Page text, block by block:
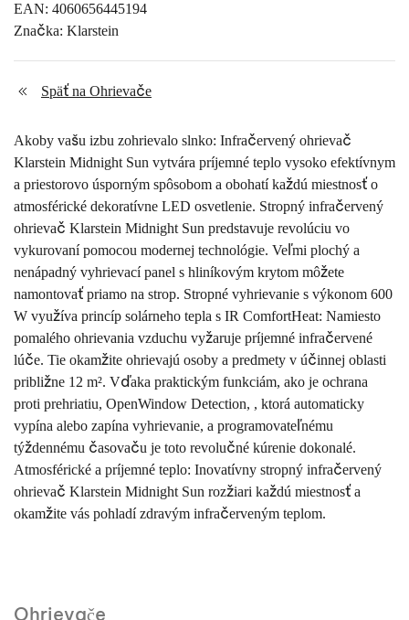
EAN: 4060656445194
Značka: Klarstein
Späť na Ohrievače
Akoby vašu izbu zohrievalo slnko: Infračervený ohrievač
Klarstein Midnight Sun vytvára príjemné teplo vysoko efektívnym
a priestorovo úsporným spôsobom a obohatí každú miestnosť o
atmosférické dekoratívne LED osvetlenie. Stropný infračervený
ohrievač Klarstein Midnight Sun predstavuje revolúciu vo
vykurovaní pomocou modernej technológie. Veľmi plochý a
nenápadný vyhrievací panel s hliníkovým krytom môžete
namontovať priamo na strop. Stropné vyhrievanie s výkonom 600
W využíva princíp solárneho tepla s IR ComfortHeat: Namiesto
pomalého ohrievania vzduchu vyžaruje príjemné infračervené
lúče. Tie okamžite ohrievajú osoby a predmety v účinnej oblasti
približne 12 m². Vďaka praktickým funkciám, ako je ochrana
proti prehriatiu, OpenWindow Detection, , ktorá automaticky
vypína alebo zapína vyhrievanie, a programovateľnému
týždennému časovaču je toto revolučné kúrenie dokonalé.
Atmosférické a príjemné teplo: Inovatívny stropný infračervený
ohrievač Klarstein Midnight Sun rozžiari každú miestnosť a
okamžite vás pohladí zdravým infračerveným teplom.
Ohrievače